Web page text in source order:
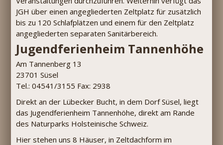
JGH über einen angegliederten Zeltplatz für zusätzlich
bis zu 120 Schlafplätzen und einem für den Zeltplatz
angegliederten separaten Sanitärbereich.
Jugendferienheim Tannenhöhe
Am Tannenberg 13
23701 Süsel
Tel.: 04541/3155 Fax: 2938
Direkt an der Lübecker Bucht, in dem Dorf Süsel, liegt
das Jugendferienheim Tannenhöhe, direkt am Rande
des Naturparks Holsteinische Schweiz.
Hier stehen uns 8 Häuser, in Zeltdachform im